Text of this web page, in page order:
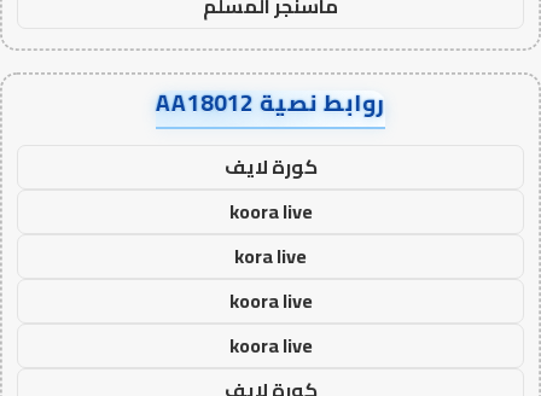
روابط نصية AA18012
كورة لايف
koora live
kora live
koora live
koora live